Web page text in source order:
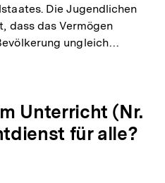
Die Jugendlichen
dass das Vermögen
ungleich…
Unterricht (Nr.
für alle?